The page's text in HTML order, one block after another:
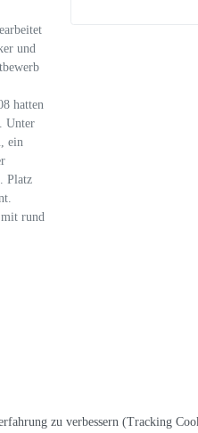
und
hatten
Unter
ein
Platz
rund
zu verbessern (Tracking